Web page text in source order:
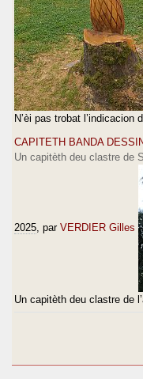
N’èi pas trobat l’indicacion
CAPITETH BANDA
Un capitèth deu clastre de
2025 , par VERDIER Gilles
Un capitèth deu clastre de